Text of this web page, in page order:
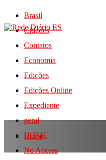
Brasil
Cidades
Contatos
Economia
Edições
Edições Online
Expediente
geral
HOME
No Access
Home